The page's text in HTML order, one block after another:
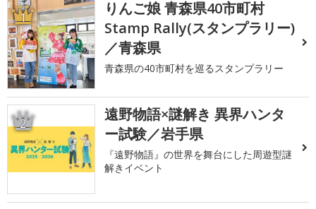
1
りんご娘 青森県40市町村
Stamp Rally(スタンプラリー)
／青森県
青森県の40市町村を巡るスタンプラリー
2
遠野物語×謎解き 異界ハンタ
ー試験／岩手県
『遠野物語』の世界を舞台にした周遊型謎
解きイベント